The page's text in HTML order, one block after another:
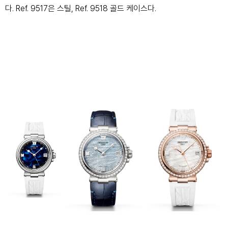
다. Ref. 9517은 스틸, Ref. 9518 골드 케이스다.